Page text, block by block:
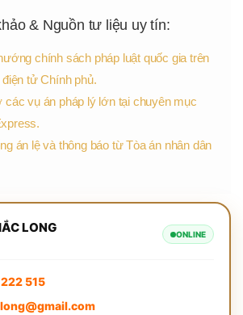
& Nguồn tư liệu uy tín:
chính sách pháp luật quốc gia trên
tử Chính phủ.
các vụ án pháp lý lớn tại chuyên mục
án lệ và thông báo từ Tòa án nhân dân
LONG ONLINE
515